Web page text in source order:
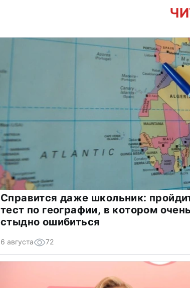
Справится даже школьник:
тест по географии, в котором очень
стыдно ошибиться
6 августа 72